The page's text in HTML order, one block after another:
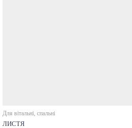
Для вітальні, спальні
ЛИСТЯ